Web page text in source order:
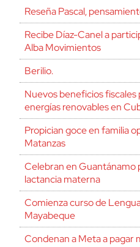
Reseña Pascal,
Recibe Díaz-Canel a
Alba Movimientos
Berilio.
Nuevos beneficios fiscales
energías renovables en
Propician goce en familia
Matanzas
Celebran en Guantánamo
lactancia materna
Comienza curso de
Mayabeque
Condenan a Meta a pagar